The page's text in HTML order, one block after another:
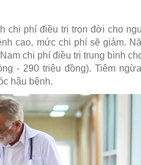
chi phí điều trị trọn đời cho
cao, mức chi phí sẽ giảm.
chi phí điều trị trung bình
- 290 triệu đồng). Tiêm
hậu bệnh.